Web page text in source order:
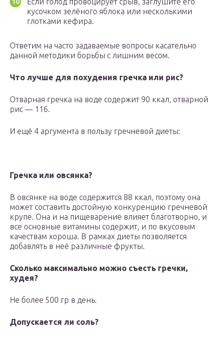
кусочком зелёного яблока или несколькими
глотками кефира.
Ответим на часто задаваемые вопросы касательно
данной методики борьбы с лишним весом.
Что лучше для похудения гречка или рис?
Отварная гречка на воде содержит 90 ккал, отварной
рис — 116.
И ещё 4 аргумента в пользу гречневой диеты:
Гречка или овсянка?
В овсянке на воде содержится 88 ккал, поэтому она
может составить достойную конкуренцию гречневой
крупе. Она и на пищеварение влияет благотворно, и
все основные витамины содержит, и по вкусовым
качествам хороша. В рамках диеты позволяется
добавлять в неё различные фрукты.
Сколько максимально можно съесть гречки,
худея?
Не более 500 гр в день.
Допускается ли соль?